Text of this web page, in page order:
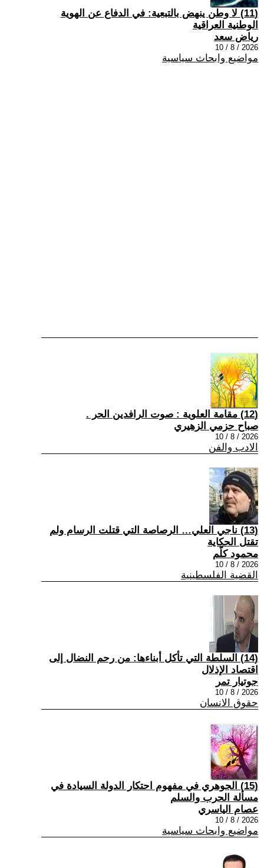
(11) لا وطن ينهض بالتبعية: في الدفاع عن الهوية
الوطنية العراقية
رياض سعد
2026 / 8 / 10
مواضيع وابحاث سياسية
(12) مقامة العلوية : صوت الرافدين الحر .
صباح حزمي الزهيري
2026 / 8 / 10
الادب والفن
(13) ناجي العلي… الرصاصة التي قتلت الرسام ولم
تقتل الحكاية
محمود كلّم
2026 / 8 / 10
القضية الفلسطينية
(14) السلطة التي تأكل أبناءها: من رحم النضال إلى
اقتصاد الإذلال
جوتيار تمر
2026 / 8 / 10
حقوق الانسان
(15) الجوهري في مفهوم احتكار الدولة السيادة في
مسألة الحرب والسلم
عصام الياسري
2026 / 8 / 10
مواضيع وابحاث سياسية